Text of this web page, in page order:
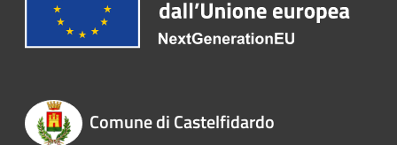
Comune di Castelfidardo